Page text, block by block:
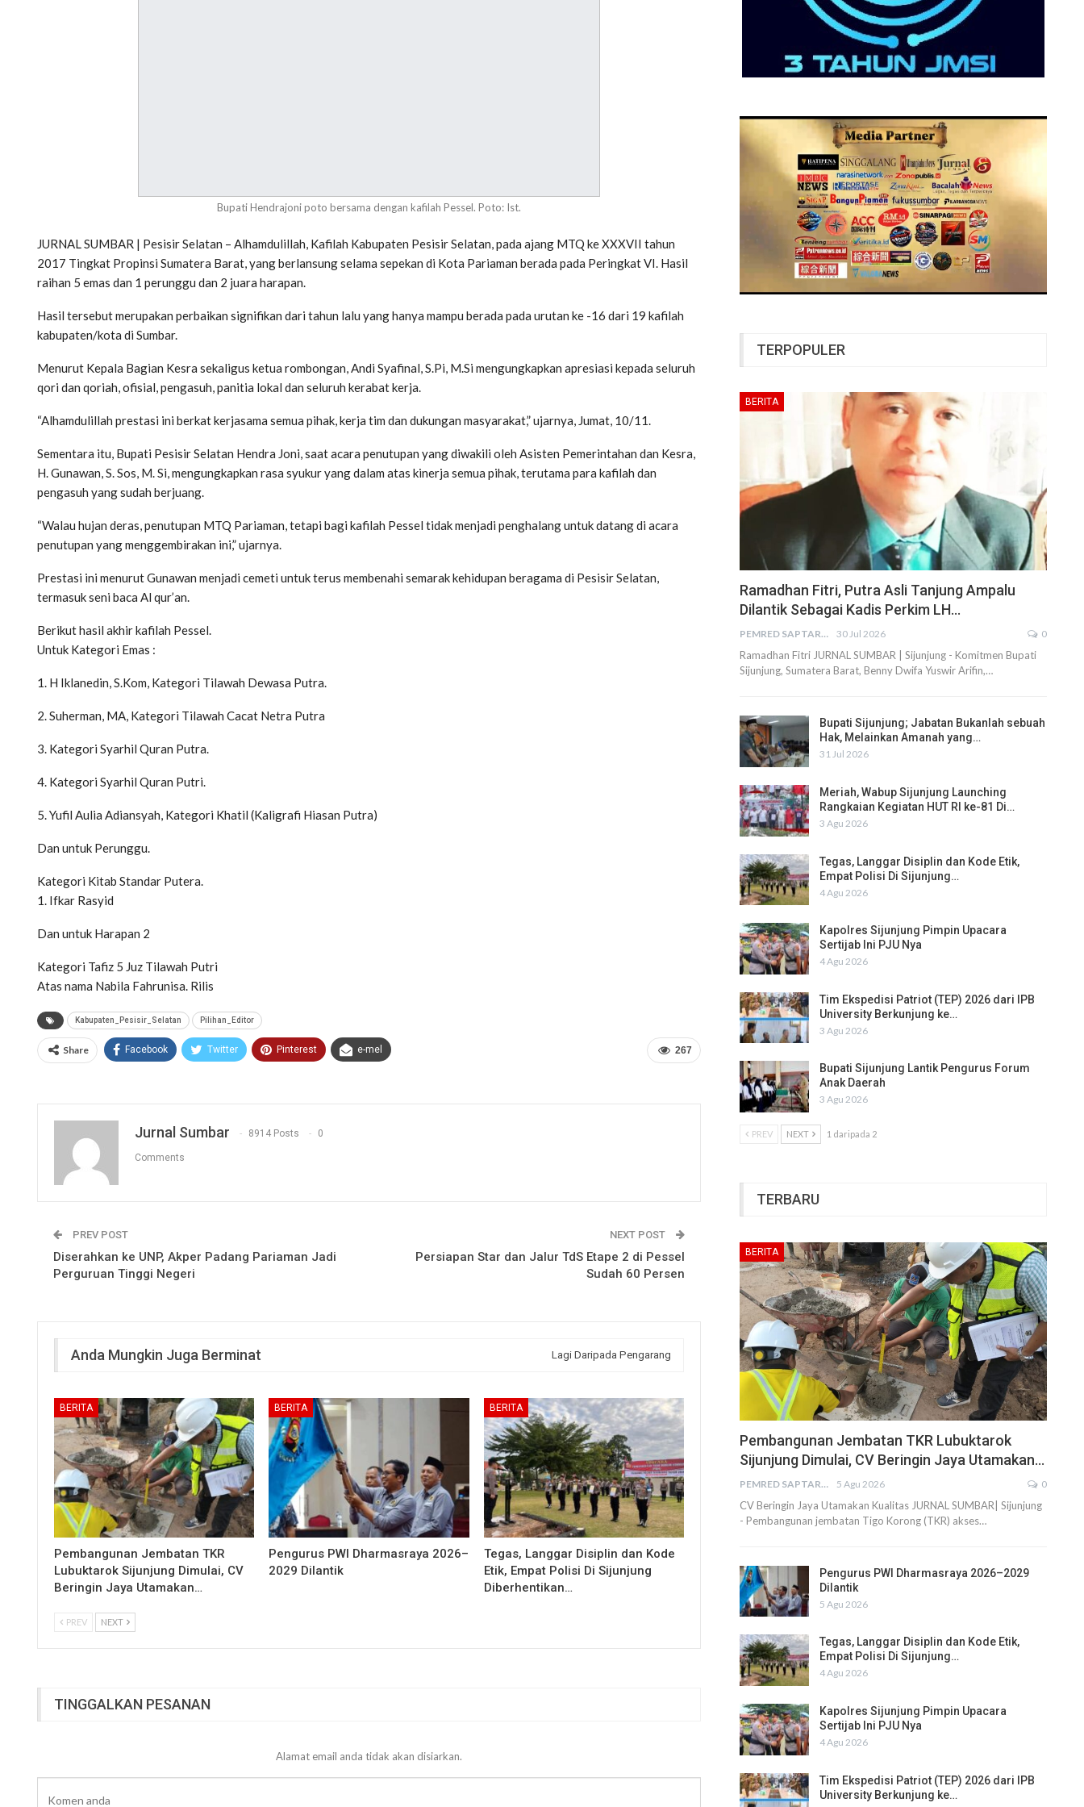
Bupati Hendrajoni poto bersama dengan kafilah Pessel. Poto: Ist.
JURNAL SUMBAR | Pesisir Selatan – Alhamdulillah, Kafilah Kabupaten Pesisir Selatan, pada ajang MTQ ke XXXVII tahun
2017 Tingkat Propinsi Sumatera Barat, yang berlansung selama sepekan di Kota Pariaman berada pada Peringkat VI. Hasil
raihan 5 emas dan 1 perunggu dan 2 juara harapan.
Hasil tersebut merupakan perbaikan signifikan dari tahun lalu yang hanya mampu berada pada urutan ke -16 dari 19 kafilah
kabupaten/kota di Sumbar.
Menurut Kepala Bagian Kesra sekaligus ketua rombongan, Andi Syafinal, S.Pi, M.Si mengungkapkan apresiasi kepada seluruh
qori dan qoriah, ofisial, pengasuh, panitia lokal dan seluruh kerabat kerja.
“Alhamdulillah prestasi ini berkat kerjasama semua pihak, kerja tim dan dukungan masyarakat,” ujarnya, Jumat, 10/11.
Sementara itu, Bupati Pesisir Selatan Hendra Joni, saat acara penutupan yang diwakili oleh Asisten Pemerintahan dan Kesra,
H. Gunawan, S. Sos, M. Si, mengungkapkan rasa syukur yang dalam atas kinerja semua pihak, terutama para kafilah dan
pengasuh yang sudah berjuang.
“Walau hujan deras, penutupan MTQ Pariaman, tetapi bagi kafilah Pessel tidak menjadi penghalang untuk datang di acara
penutupan yang menggembirakan ini,” ujarnya.
Prestasi ini menurut Gunawan menjadi cemeti untuk terus membenahi semarak kehidupan beragama di Pesisir Selatan,
termasuk seni baca Al qur’an.
Berikut hasil akhir kafilah Pessel.
Untuk Kategori Emas :
1. H Iklanedin, S.Kom, Kategori Tilawah Dewasa Putra.
2. Suherman, MA, Kategori Tilawah Cacat Netra Putra
3. Kategori Syarhil Quran Putra.
4. Kategori Syarhil Quran Putri.
5. Yufil Aulia Adiansyah, Kategori Khatil (Kaligrafi Hiasan Putra)
Dan untuk Perunggu.
Kategori Kitab Standar Putera.
1. Ifkar Rasyid
Dan untuk Harapan 2
Kategori Tafiz 5 Juz Tilawah Putri
Atas nama Nabila Fahrunisa. Rilis
Kabupaten_Pesisir_Selatan Pilihan_Editor
267
Share Facebook Twitter Pinterest e-mel
Jurnal Sumbar 8914 Posts 0
Comments
PREV POST
Diserahkan ke UNP, Akper Padang Pariaman Jadi
Perguruan Tinggi Negeri
NEXT POST
Persiapan Star dan Jalur TdS Etape 2 di Pessel
Sudah 60 Persen
Anda Mungkin Juga Berminat Lagi Daripada Pengarang
BERITA
Pembangunan Jembatan TKR
Lubuktarok Sijunjung Dimulai, CV
Beringin Jaya Utamakan…
BERITA
Pengurus PWI Dharmasraya 2026–
2029 Dilantik
BERITA
Tegas, Langgar Disiplin dan Kode
Etik, Empat Polisi Di Sijunjung
Diberhentikan…
PREV NEXT
TINGGALKAN PESANAN
Alamat email anda tidak akan disiarkan.
TERPOPULER
BERITA
Ramadhan Fitri, Putra Asli Tanjung Ampalu
Dilantik Sebagai Kadis Perkim LH…
PEMRED SAPTARIUS 30 Jul 2026 0
Ramadhan Fitri JURNAL SUMBAR | Sijunjung - Komitmen Bupati
Sijunjung, Sumatera Barat, Benny Dwifa Yuswir Arifin,…
Bupati Sijunjung; Jabatan Bukanlah sebuah
Hak, Melainkan Amanah yang…
31 Jul 2026
Meriah, Wabup Sijunjung Launching
Rangkaian Kegiatan HUT RI ke-81 Di…
3 Agu 2026
Tegas, Langgar Disiplin dan Kode Etik,
Empat Polisi Di Sijunjung…
4 Agu 2026
Kapolres Sijunjung Pimpin Upacara
Sertijab Ini PJU Nya
4 Agu 2026
Tim Ekspedisi Patriot (TEP) 2026 dari IPB
University Berkunjung ke…
3 Agu 2026
Bupati Sijunjung Lantik Pengurus Forum
Anak Daerah
3 Agu 2026
PREV NEXT 1 daripada 2
TERBARU
BERITA
Pembangunan Jembatan TKR Lubuktarok
Sijunjung Dimulai, CV Beringin Jaya Utamakan…
PEMRED SAPTARIUS 5 Agu 2026 0
CV Beringin Jaya Utamakan Kualitas JURNAL SUMBAR| Sijunjung
- Pembangunan jembatan Tigo Korong (TKR) akses…
Pengurus PWI Dharmasraya 2026–2029
Dilantik
5 Agu 2026
Tegas, Langgar Disiplin dan Kode Etik,
Empat Polisi Di Sijunjung…
4 Agu 2026
Kapolres Sijunjung Pimpin Upacara
Sertijab Ini PJU Nya
4 Agu 2026
Tim Ekspedisi Patriot (TEP) 2026 dari IPB
University Berkunjung ke…